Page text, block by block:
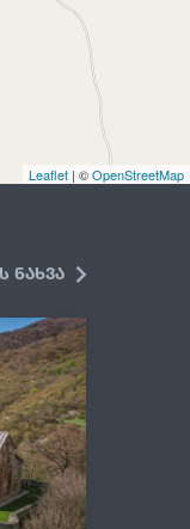
Leaflet | ©OpenStreetMap
ნახვა